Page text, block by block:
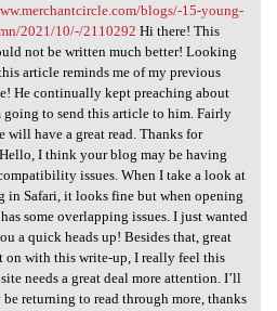
blogs/-15-young-
2021/10/-/2110292 Hi there! This
not be written much better! Looking
article reminds me of my previous
He continually kept preaching about
going to send this article to him. Fairly
will have a great read. Thanks for
I think your blog may be having
issues. When I take a look at
in Safari, it looks fine but when opening
some overlapping issues. I just wanted
a quick heads up! Besides that, great
on with this write-up, I really feel this
needs a great deal more attention. I’ll
returning to read through more, thanks